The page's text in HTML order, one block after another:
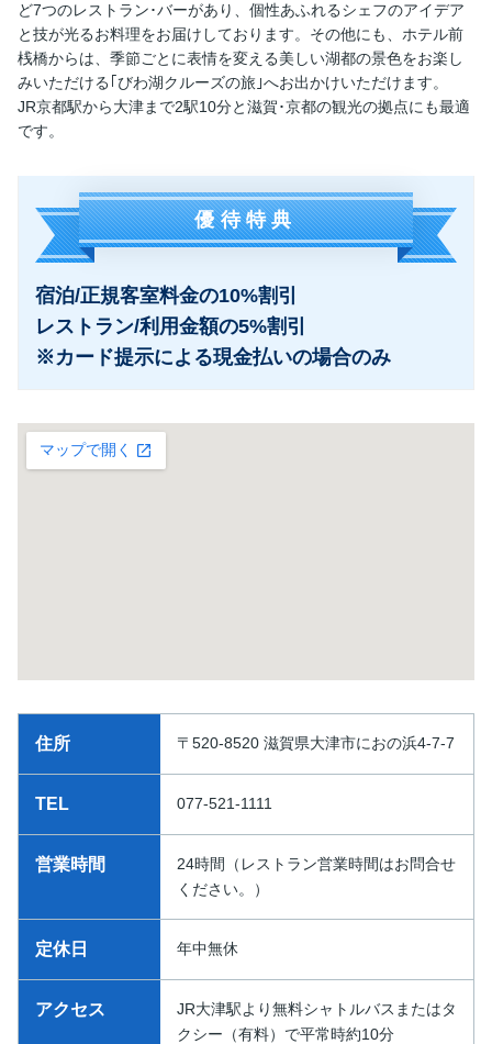
ど7つのレストラン･バーがあり、個性あふれるシェフのアイデア
と技が光るお料理をお届けしております。その他にも、ホテル前
桟橋からは、季節ごとに表情を変える美しい湖都の景色をお楽し
みいただける｢びわ湖クルーズの旅｣へお出かけいただけます。
JR京都駅から大津まで2駅10分と滋賀･京都の観光の拠点にも最適
です。
優待特典
宿泊/正規客室料金の10%割引
レストラン/利用金額の5%割引
※カード提示による現金払いの場合のみ
住所 〒520-8520 滋賀県大津市におの浜4-7-7
TEL 077-521-1111
営業時間
24時間（レストラン営業時間はお問合せ
ください。）
定休日 年中無休
アクセス
JR大津駅より無料シャトルバスまたはタ
クシー（有料）で平常時約10分